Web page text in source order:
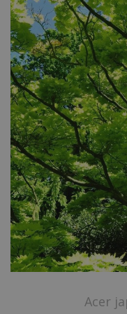
Acer